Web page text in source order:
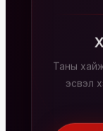
Таны хайж
эсвэл